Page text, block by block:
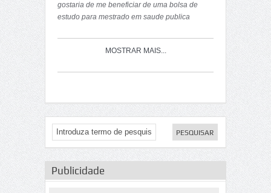
gostaria de me beneficiar de uma bolsa de
estudo para mestrado em saude publica
MOSTRAR MAIS...
Publicidade